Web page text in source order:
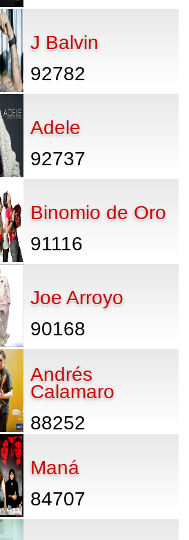
J Balvin
92782
Adele
92737
Binomio de Oro
91116
Joe Arroyo
90168
Andrés
Calamaro
88252
Maná
84707